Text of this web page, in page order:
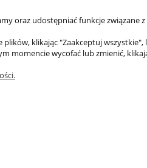
oraz udostępniać funkcje związane
klikając "Zaakceptuj wszystkie",
momencie wycofać lub zmienić,